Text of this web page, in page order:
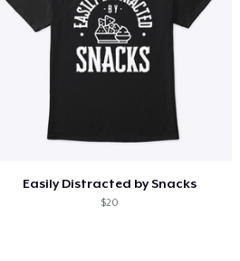
Easily Distracted by Snacks
$20